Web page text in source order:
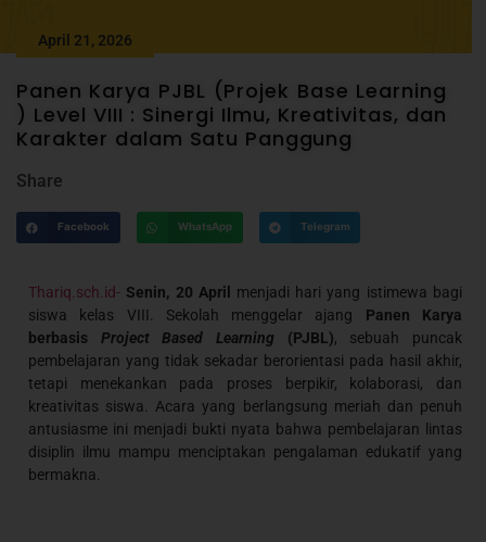
April 21, 2026
Panen Karya PJBL (Projek Base Learning
) Level VIII : Sinergi Ilmu, Kreativitas, dan
Karakter dalam Satu Panggung
Share
Facebook WhatsApp Telegram
Thariq.sch.id- Senin, 20 April
menjadi hari yang istimewa bagi
siswa kelas VIII. Sekolah menggelar ajang Panen Karya
berbasis Project Based Learning (PJBL), sebuah puncak
pembelajaran yang tidak sekadar berorientasi pada hasil akhir,
tetapi menekankan pada proses berpikir, kolaborasi, dan
kreativitas siswa. Acara yang berlangsung meriah dan penuh
antusiasme ini menjadi bukti nyata bahwa pembelajaran lintas
disiplin ilmu mampu menciptakan pengalaman edukatif yang
bermakna.